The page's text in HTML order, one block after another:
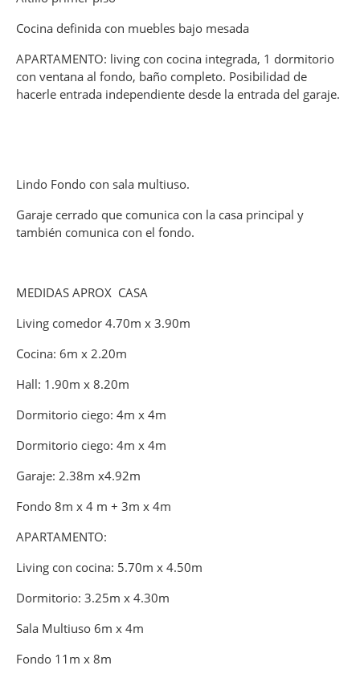
Cocina definida con muebles bajo mesada
APARTAMENTO: living con cocina integrada, 1 dormitorio
con ventana al fondo, baño completo. Posibilidad de
hacerle entrada independiente desde la entrada del garaje.
Lindo Fondo con sala multiuso.
Garaje cerrado que comunica con la casa principal y
también comunica con el fondo.
MEDIDAS APROX CASA
Living comedor 4.70m x 3.90m
Cocina: 6m x 2.20m
Hall: 1.90m x 8.20m
Dormitorio ciego: 4m x 4m
Dormitorio ciego: 4m x 4m
Garaje: 2.38m x4.92m
Fondo 8m x 4 m + 3m x 4m
APARTAMENTO:
Living con cocina: 5.70m x 4.50m
Dormitorio: 3.25m x 4.30m
Sala Multiuso 6m x 4m
Fondo 11m x 8m